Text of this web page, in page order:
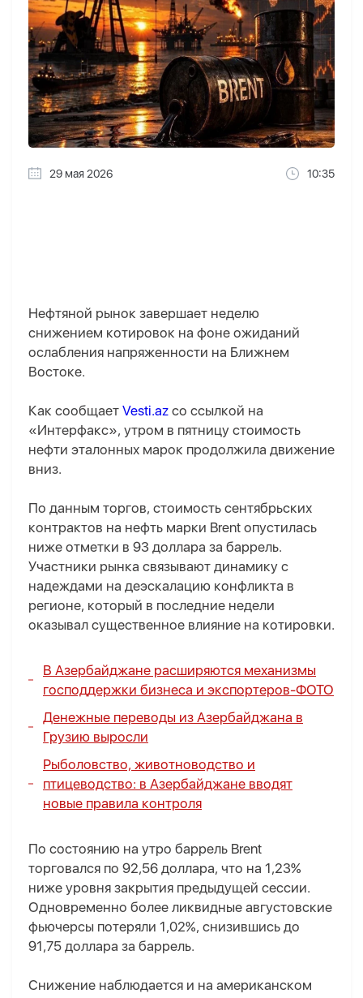
29 мая 2026 10:35
Нефтяной рынок завершает неделю
снижением котировок на фоне ожиданий
ослабления напряженности на Ближнем
Востоке.
Как сообщает Vesti.az со ссылкой на
«Интерфакс», утром в пятницу стоимость
нефти эталонных марок продолжила движение
вниз.
По данным торгов, стоимость сентябрьских
контрактов на нефть марки Brent опустилась
ниже отметки в 93 доллара за баррель.
Участники рынка связывают динамику с
надеждами на деэскалацию конфликта в
регионе, который в последние недели
оказывал существенное влияние на котировки.
В Азербайджане расширяются механизмы
господдержки бизнеса и экспортеров-ФОТО
Денежные переводы из Азербайджана в
Грузию выросли
Рыболовство, животноводство и
птицеводство: в Азербайджане вводят
новые правила контроля
По состоянию на утро баррель Brent
торговался по 92,56 доллара, что на 1,23%
ниже уровня закрытия предыдущей сессии.
Одновременно более ликвидные августовские
фьючерсы потеряли 1,02%, снизившись до
91,75 доллара за баррель.
Снижение наблюдается и на американском